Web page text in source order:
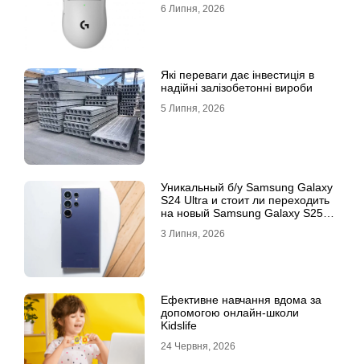
6 Липня, 2026
Які переваги дає інвестиція в
надійні залізобетонні вироби
5 Липня, 2026
Уникальный б/у Samsung Galaxy
S24 Ultra и стоит ли переходить
на новый Samsung Galaxy S25
3 Липня, 2026
Ефективне навчання вдома за
допомогою онлайн-школи
Kidslife
24 Червня, 2026